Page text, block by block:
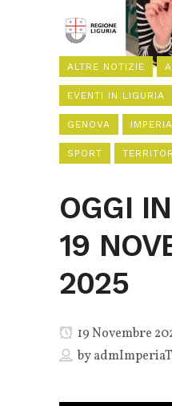
ALTRE NOTIZIE
EVENTI IN LIGURIA
GENOVA IMPERIA
SPORT
OGGI
19
2025
19 Novembre
by